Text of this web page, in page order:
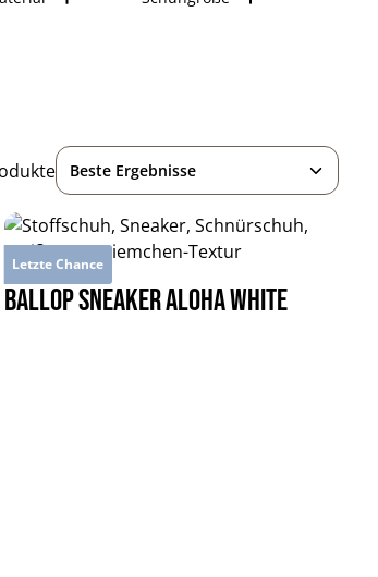
Letzte Chance
BALLOP Sneaker Aloha white